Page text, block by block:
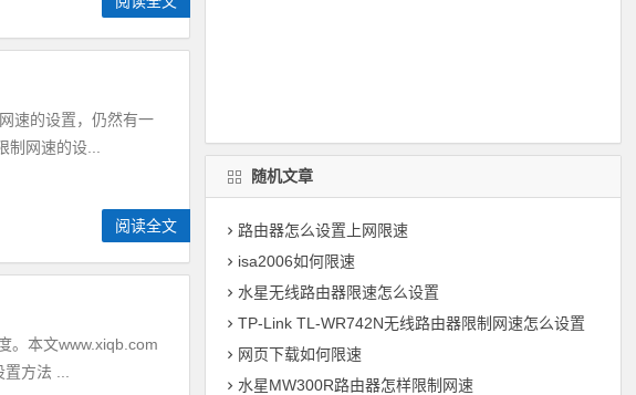
速的设置，仍然有一
网速的设...
阅读全文
。本文www.xiqb.com
方法 ...
随机文章
路由器怎么设置上网限速
isa2006如何限速
水星无线路由器限速怎么设置
TP-Link TL-WR742N无线路由器限制网速怎么设置
网页下载如何限速
水星MW300R路由器怎样限制网速